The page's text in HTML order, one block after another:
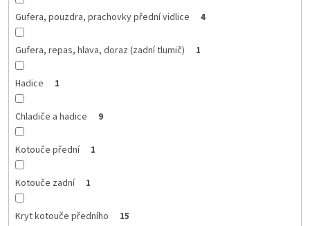
Gufera, pouzdra, prachovky přední vidlice 4
Gufera, repas, hlava, doraz (zadní tlumič) 1
Hadice 1
Chladiče a hadice 9
Kotouče přední 1
Kotouče zadní 1
Kryt kotouče předního 15